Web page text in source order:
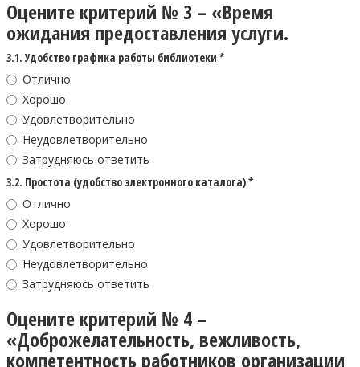
Оцените критерий № 3 – «Время
ожидания предоставления услуги.
3.1. Удобство графика работы библиотеки *
Отлично
Хорошо
Удовлетворительно
Неудовлетворительно
Затрудняюсь ответить
3.2. Простота (удобство электронного каталога) *
Отлично
Хорошо
Удовлетворительно
Неудовлетворительно
Затрудняюсь ответить
Оцените критерий № 4 –
«Доброжелательность, вежливость,
компетентность работников организации